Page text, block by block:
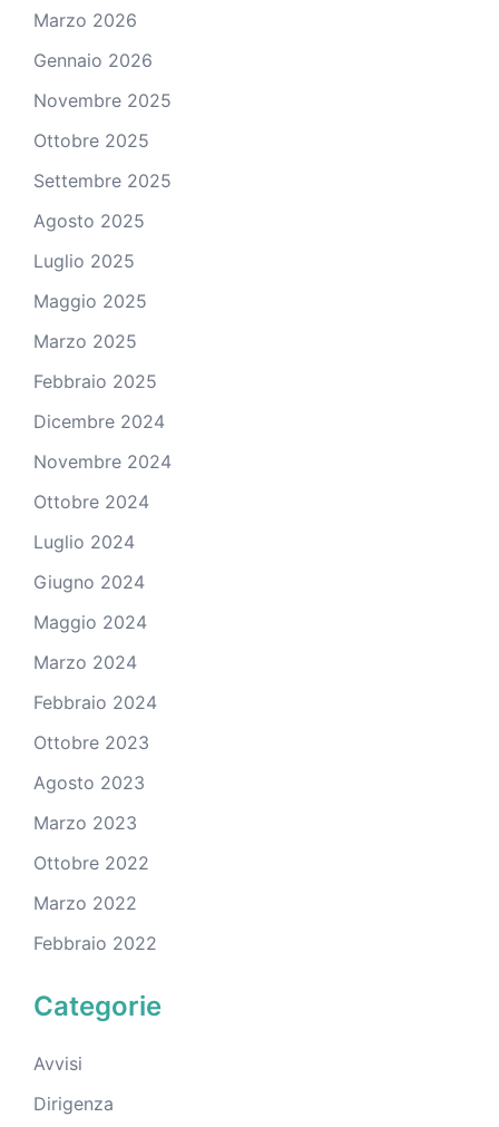
Marzo 2026
Gennaio 2026
Novembre 2025
Ottobre 2025
Settembre 2025
Agosto 2025
Luglio 2025
Maggio 2025
Marzo 2025
Febbraio 2025
Dicembre 2024
Novembre 2024
Ottobre 2024
Luglio 2024
Giugno 2024
Maggio 2024
Marzo 2024
Febbraio 2024
Ottobre 2023
Agosto 2023
Marzo 2023
Ottobre 2022
Marzo 2022
Febbraio 2022
Categorie
Avvisi
Dirigenza